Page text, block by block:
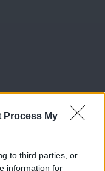
Process My
to third parties, or
information for